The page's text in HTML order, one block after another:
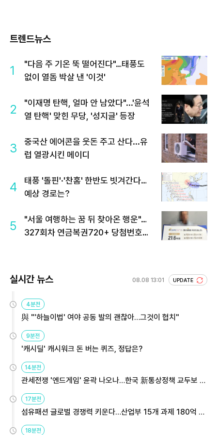
트렌드뉴스
1
"다음 주 기온 뚝 떨어진다"…태풍도
없이 열돔 박살 낸 '이것'
2
"이재명 탄핵, 얼마 안 남았다"...'윤석
열 탄핵' 맞힌 무당, '성지글' 등장
3
중국산 에어콘을 웃돈 주고 산다...유
럽 열광시킨 메이디
4
태풍 '돌핀'·'찬홈' 한반도 빗겨간다…
예상 경로는?
5
"서울 여행하는 꿈 뒤 찾아온 행운"…
327회차 연금복권720+ 당첨번호조
실시간 뉴스 08.08 13:01 UPDATE
4분전
與 "'하늘이법' 여야 공동 발의 괜찮아…그것이 협치"
9분전
'캐시딜' 캐시워크 돈 버는 퀴즈, 정답은?
14분전
관세전쟁 '엔드게임' 윤곽 나오나…한국 新통상정책 교두보 활
용해야
17분전
섬유패션 글로벌 경쟁력 키운다…산업부 15개 과제 180억 지
원
18분전